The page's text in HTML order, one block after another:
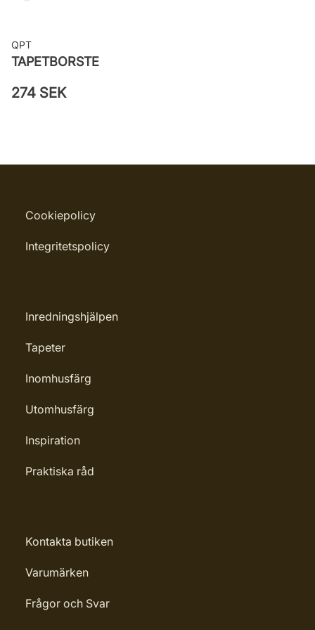
QPT
TAPETBORSTE
274 SEK
Cookiepolicy
Integritetspolicy
Inredningshjälpen
Tapeter
Inomhusfärg
Utomhusfärg
Inspiration
Praktiska råd
Kontakta butiken
Varumärken
Frågor och Svar